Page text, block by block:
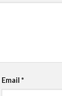
Email *